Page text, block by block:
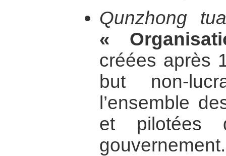
Qunzhong
«
créées après
but non-
l’ensemble
et pilotées
gouvernement.